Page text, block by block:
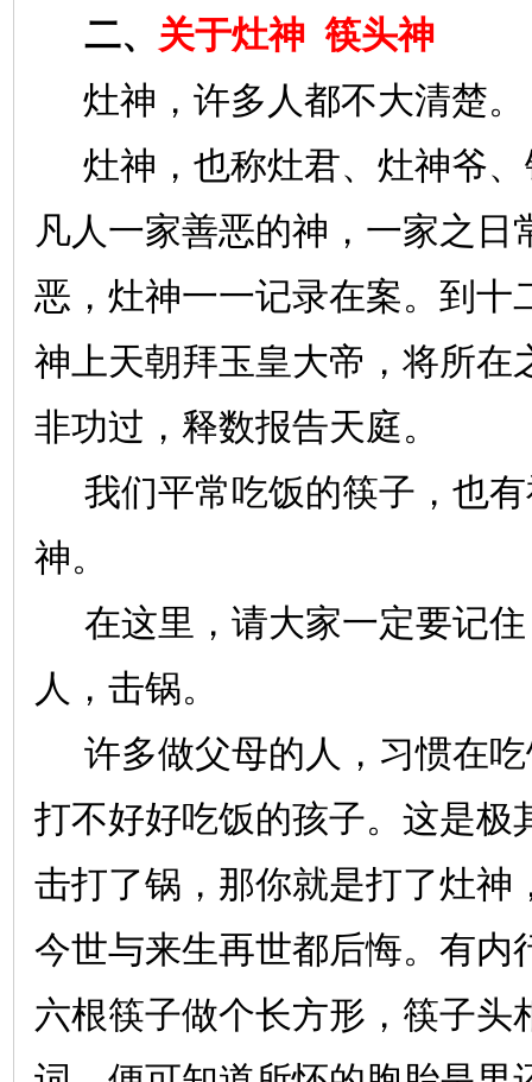
二、 关于灶神 筷头神
灶神，许多人都不大清楚。
灶神，也称灶君、灶神爷
凡人一家善恶的神，一家之日
恶，灶神一一记录在案。到十
神上天朝拜玉皇大帝，将所在
非功过，释数报告天庭。
我们平常吃饭的筷子，也
神。
在这里，请大家一定要记
人，击锅。
许多做父母的人，习惯在
打不好好吃饭的孩子。这是极
击打了锅，那你就是打了灶神
今世与来生再世都后悔。有内
六根筷子做个长方形，筷子头